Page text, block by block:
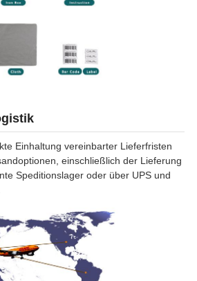
Einhaltung vereinbarter Lieferfristen
einschließlich der Lieferung
Speditionslager oder über UPS und